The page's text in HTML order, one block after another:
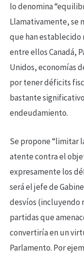
lo denomina
Llamativamente, se
que han establecido
entre ellos Canadá,
Unidos, economías
por tener déficits
bastante
endeudamiento.
Se propone “limitar
atente contra el
expresamente los
será el jefe de
desvíos (incluyendo
partidas que
convertiría en un
Parlamento. Por